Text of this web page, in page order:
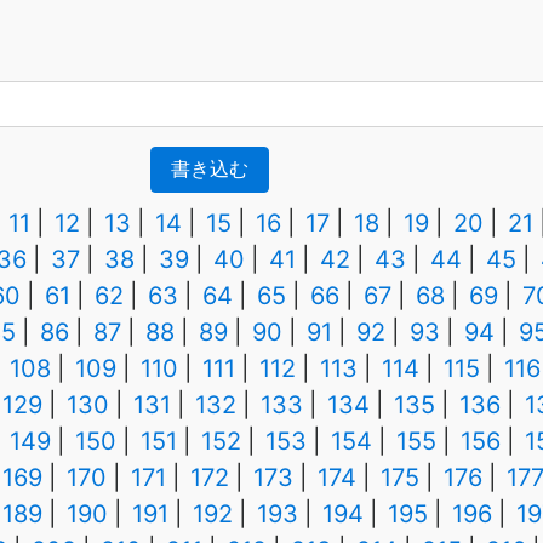
書き込む
11 12 13 14 15 16 17 18 19 20
21
37 38 39 40 41 42 43 44 45
61 62 63 64 65 66 67 68 69
86 87 88 89 90 91 92 93 94
108
109 110 111 112 113 114 115
116
129
130 131 132 133 134 135 136
149
150 151 152 153 154 155 156
169
170 171 172 173 174 175 176
177
189
190 191 192 193 194 195 196